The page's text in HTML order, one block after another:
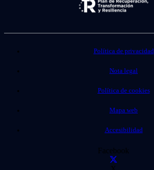
Política de privacidad
Nota legal
Política de cookies
Mapa web
Accesibilidad
Facebook